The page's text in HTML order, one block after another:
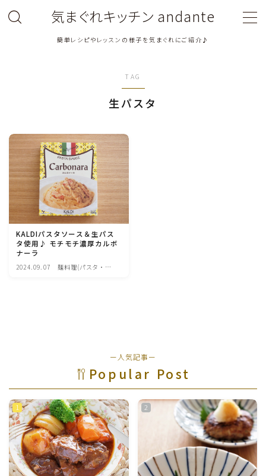
気まぐれキッチン andante
簡単レシピやレッスンの様子を気まぐれにご紹介♪
鶏肉料理
豚肉料理
牛肉料理
ひき肉料理
ゃ・ゴーヤ)
野菜料理(キャベツ・白菜・ほうれん草・レタス・小松
菜・にら)
TAG
生パスタ
KALDIパスタソース＆生パス
タ使用♪ モチモチ濃厚カルボ
ナーラ
2024.09.07
麺料理(パスタ・う
ー人気記事ー
Popular Post